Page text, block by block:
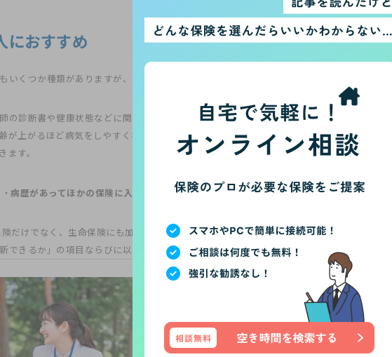
におすすめ
いくつか種類がありますが、年齢制限がゆるい葬儀保険は高齢の人に特におすすめです。
の診断書や健康状態などに関する告知が不要なものもあるため、持病や病歴があっても加入
が上がるほど病気をしやすくなるため、高齢者は年齢制限だけでなく、健康状態が理由で保
ます。
病歴があってほかの保険に入れない人には葬儀保険が向いています。
だけでなく、生命保険にも加入できる可能性があります。85歳以下の人はこの記事の後半
できるか」の項目ならびに以下の記事も併せてご覧ください。